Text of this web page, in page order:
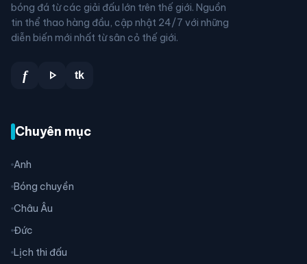
bóng đá từ các giải đấu lớn trên thế giới. Nguồn
tin thể thao hàng đầu, cập nhật 24/7 với những
diễn biến mới nhất từ sân cỏ thế giới.
f play_arrow tk
Chuyên mục
Anh
Bóng chuyền
Châu Âu
Đức
Lịch thi đấu